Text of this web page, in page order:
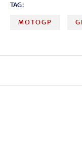
TAG:
MOTOGP